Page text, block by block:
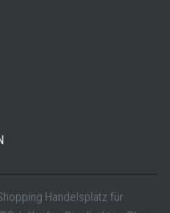
Handelsplatz für